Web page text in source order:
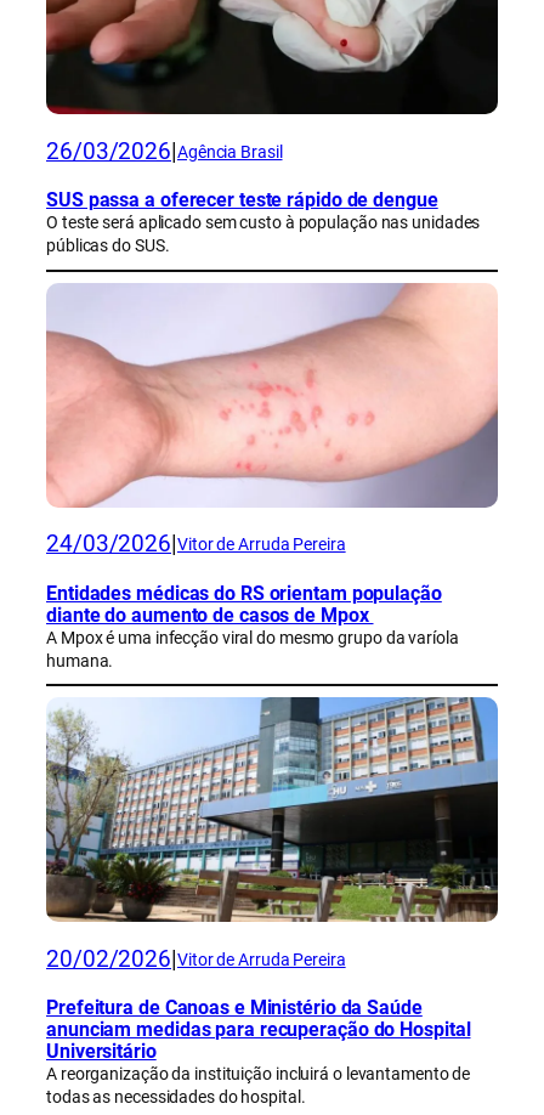
26/03/2026 Agência Brasil
SUS passa a oferecer teste rápido de dengue
O teste será aplicado sem custo à população nas unidades
públicas do SUS.
24/03/2026 Vitor de Arruda Pereira
Entidades médicas do RS orientam população
diante do aumento de casos de Mpox
A Mpox é uma infecção viral do mesmo grupo da varíola
humana.
20/02/2026 Vitor de Arruda Pereira
Prefeitura de Canoas e Ministério da Saúde
anunciam medidas para recuperação do Hospital
Universitário
A reorganização da instituição incluirá o levantamento de
todas as necessidades do hospital.